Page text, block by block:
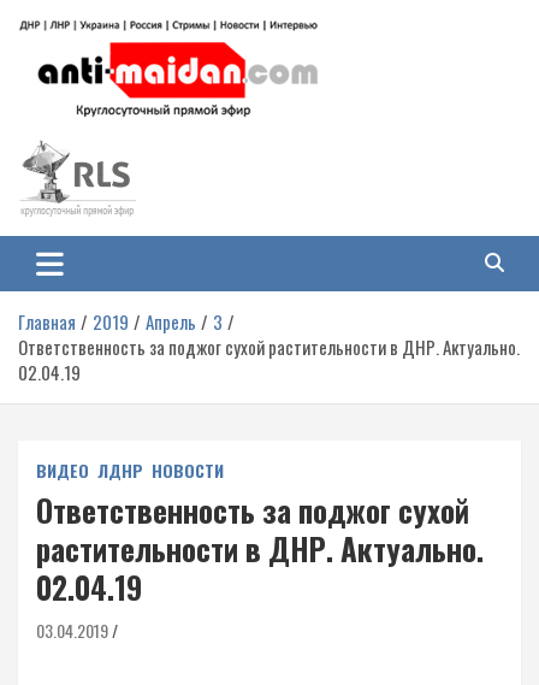
содержимому
Антимайдан: Гражданская война
на Украине
гражданской войне на Украине, включая события в Новороссии, ДНР,
ЛНР и других регионах.
Главная 2019 Апрель
3
Ответственность за поджог сухой растительности в ДНР. Актуально.
02.04.19
ВИДЕО ЛДНР НОВОСТИ
Ответственность за поджог сухой
растительности в ДНР. Актуально.
02.04.19
03.04.2019